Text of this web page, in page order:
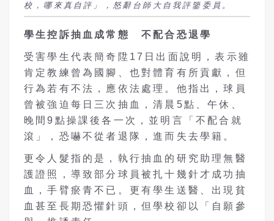
校，哪來真自評」，怒辭台師大自我評鑒委員。
學生控訴抽血成常態 不配合恐退學
受害學生代表簡奇陞17日出面說明，表示雖
肯定教練曾為國腳、也對體育有所貢獻，但
行為若有不法，應依法處理。他指出，球員
曾被強迫每日三次抽血，清晨5點、午休、
晚間9點操課後各一次，並明言「不配合就
滾」，恐嚇不從者退隊，進而失去學籍。
更令人髮指的是，執行抽血的研究助理無醫
護證照，導致部分球員被扎十幾針才成功抽
血，手臂瘀青不已。更有學生送醫、出現貧
血甚至長期恐懼針頭，但學校卻以「自願參